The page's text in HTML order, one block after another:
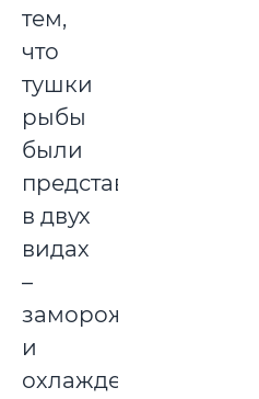
тем,
что
тушки
рыбы
были
представлены
в двух
видах
–
замороженном
и
охлажденном.